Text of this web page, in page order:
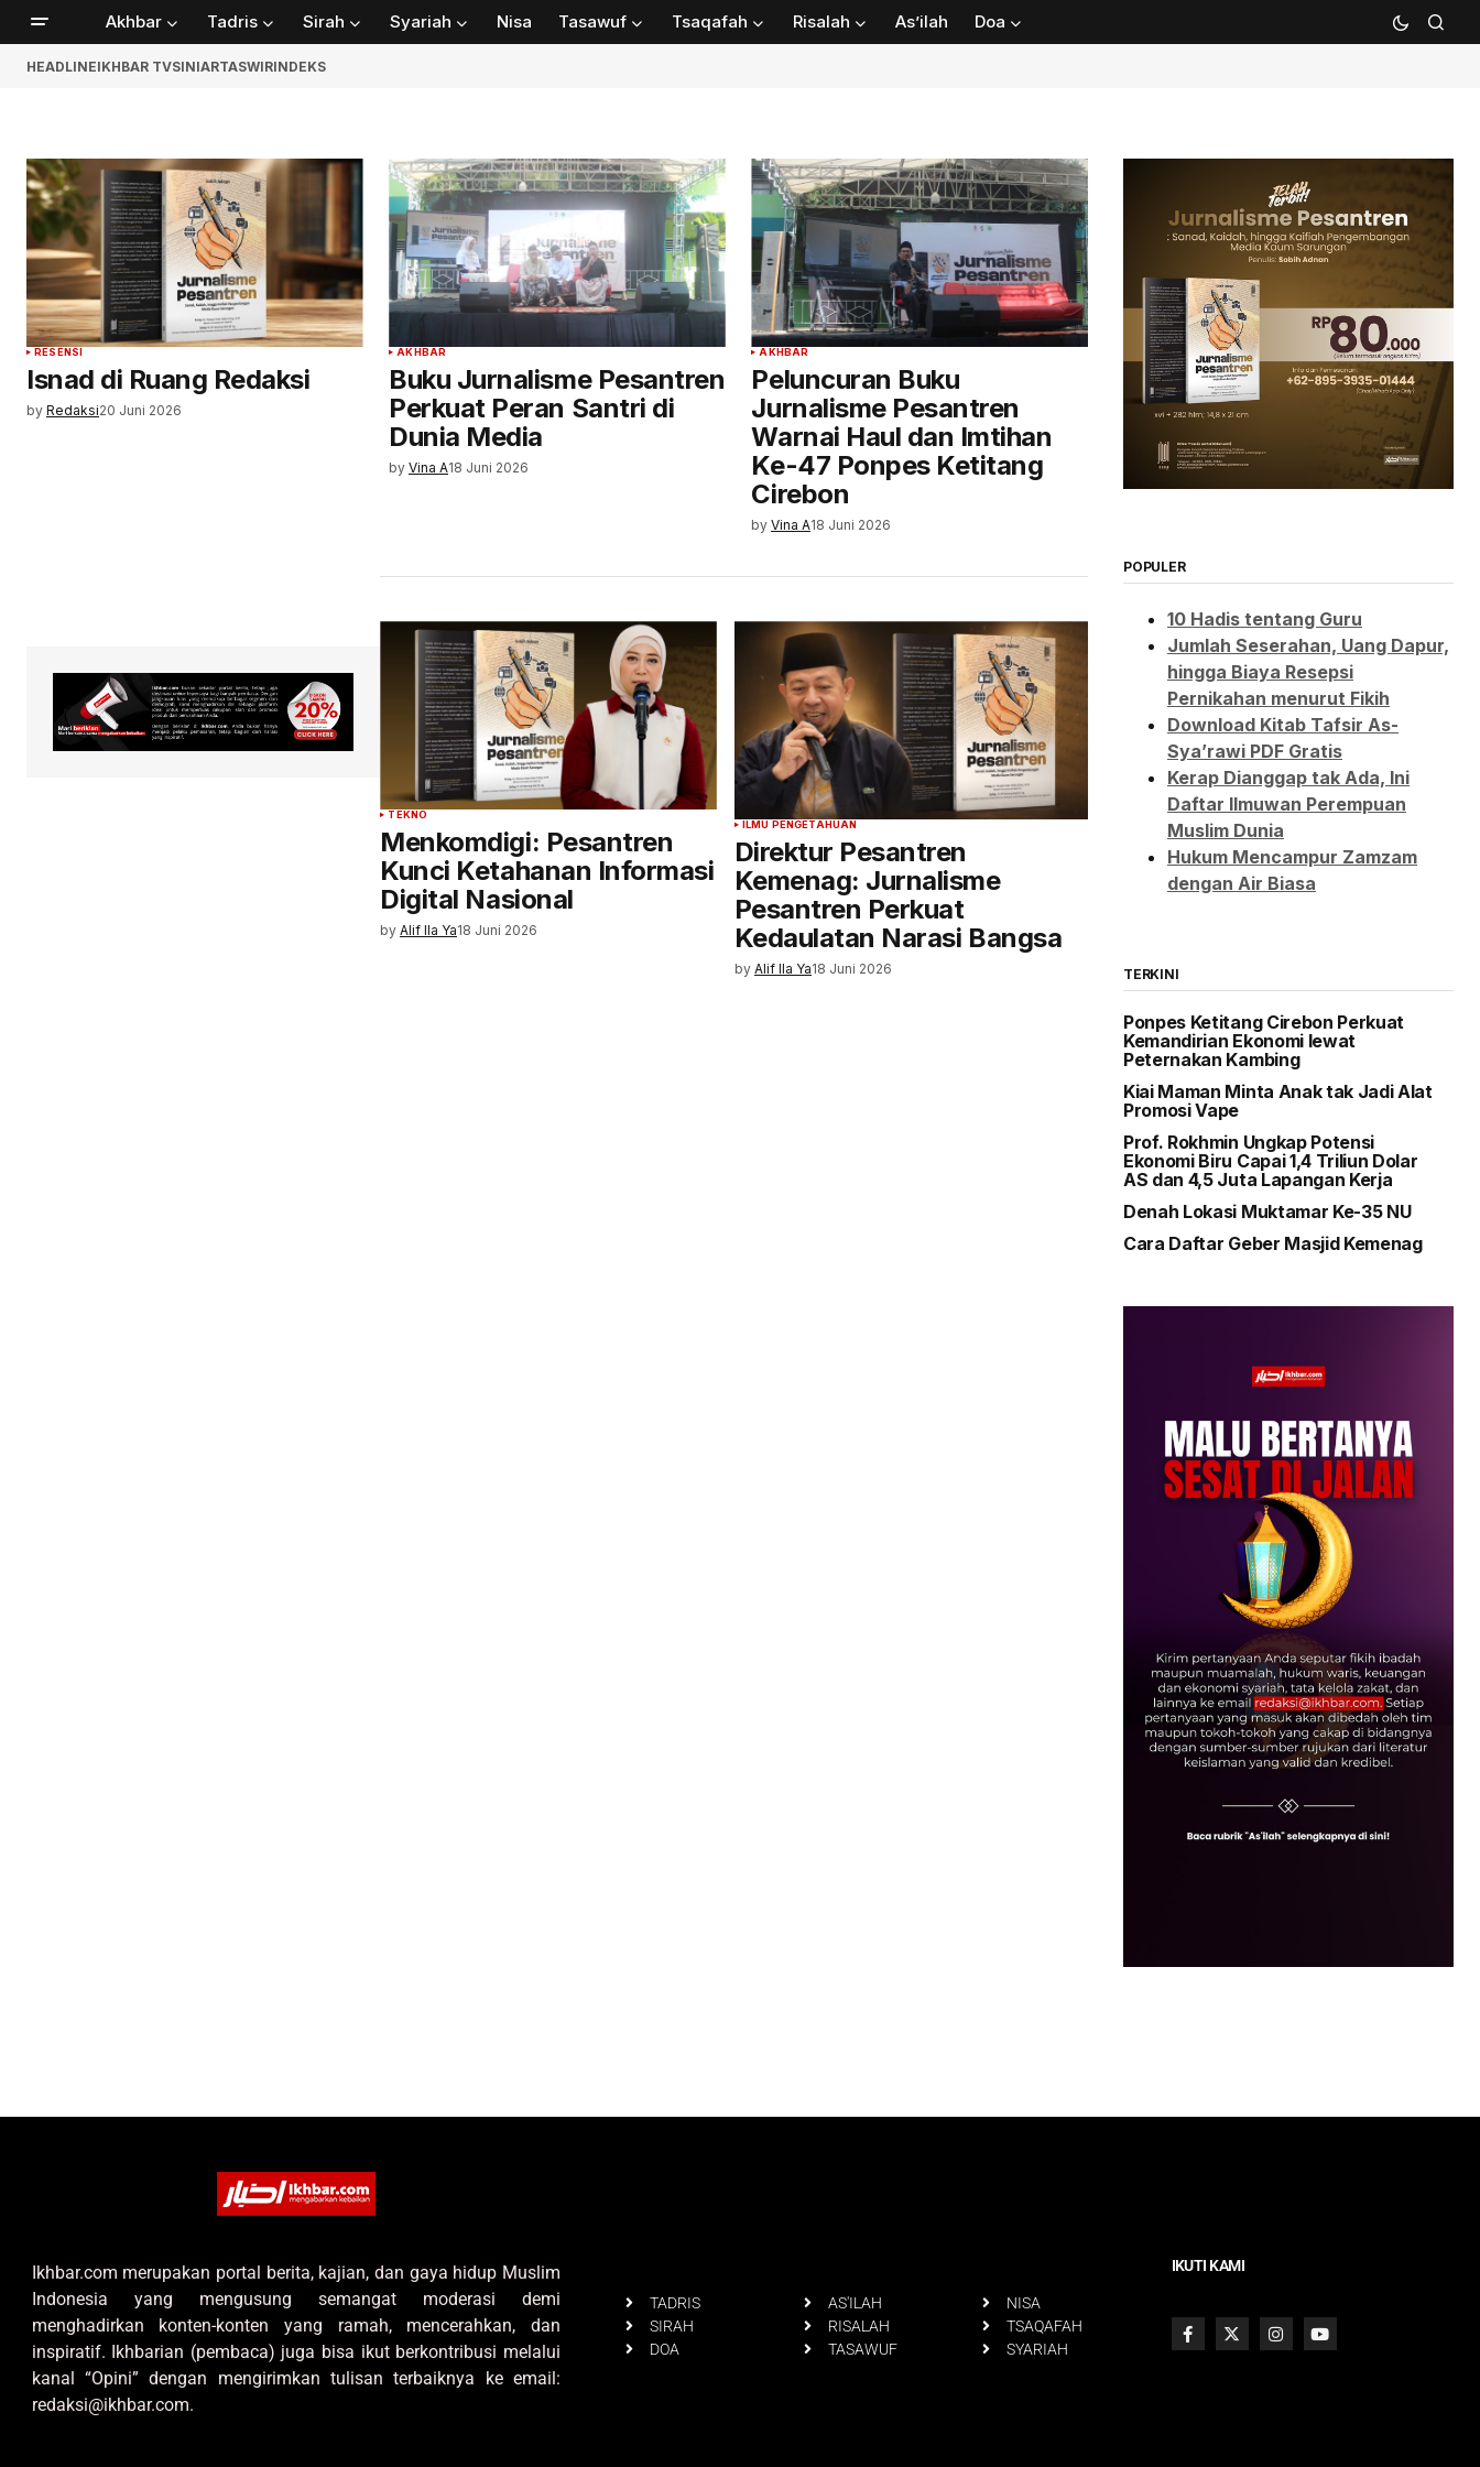
Akhbar Tadris Sirah Syariah Nisa Tasawuf Tsaqafah Risalah As’ilah Doa
HEADLINEIKHBAR TVSINIARTASWIRINDEKS
RESENSI
Isnad di Ruang Redaksi
by Redaksi20 Juni 2026
AKHBAR
Buku Jurnalisme Pesantren
Perkuat Peran Santri di
Dunia Media
by Vina A18 Juni 2026
AKHBAR
Peluncuran Buku
Jurnalisme Pesantren
Warnai Haul dan Imtihan
Ke-47 Ponpes Ketitang
Cirebon
by Vina A18 Juni 2026
TEKNO
Menkomdigi: Pesantren
Kunci Ketahanan Informasi
Digital Nasional
by Alif Ila Ya18 Juni 2026
ILMU PENGETAHUAN
Direktur Pesantren
Kemenag: Jurnalisme
Pesantren Perkuat
Kedaulatan Narasi Bangsa
by Alif Ila Ya18 Juni 2026
POPULER
10 Hadis tentang Guru
Jumlah Seserahan, Uang Dapur,
hingga Biaya Resepsi
Pernikahan menurut Fikih
Download Kitab Tafsir As-
Sya’rawi PDF Gratis
Kerap Dianggap tak Ada, Ini
Daftar Ilmuwan Perempuan
Muslim Dunia
Hukum Mencampur Zamzam
dengan Air Biasa
TERKINI
Ponpes Ketitang Cirebon Perkuat
Kemandirian Ekonomi lewat
Peternakan Kambing
Kiai Maman Minta Anak tak Jadi Alat
Promosi Vape
Prof. Rokhmin Ungkap Potensi
Ekonomi Biru Capai 1,4 Triliun Dolar
AS dan 4,5 Juta Lapangan Kerja
Denah Lokasi Muktamar Ke-35 NU
Cara Daftar Geber Masjid Kemenag
Ikhbar.com merupakan portal berita, kajian, dan gaya hidup Muslim
Indonesia yang mengusung semangat moderasi demi
menghadirkan konten-konten yang ramah, mencerahkan, dan
inspiratif. Ikhbarian (pembaca) juga bisa ikut berkontribusi melalui
kanal “Opini” dengan mengirimkan tulisan terbaiknya ke email:
redaksi@ikhbar.com.
TADRIS
SIRAH
DOA
AS'ILAH
RISALAH
TASAWUF
NISA
TSAQAFAH
SYARIAH
IKUTI KAMI